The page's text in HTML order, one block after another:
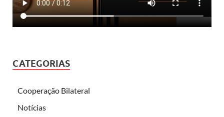
CATEGORIAS
Cooperação Bilateral
Notícias